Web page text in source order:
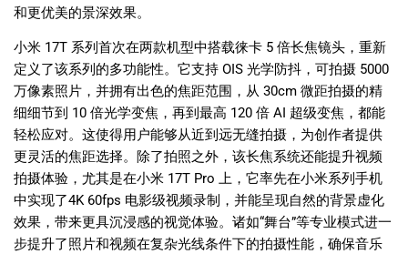
和更优美的景深效果。
小米 17T 系列首次在两款机型中搭载徕卡 5 倍长焦镜头，重新
定义了该系列的多功能性。它支持 OIS​​ 光学防抖，可拍摄 5000
万像素照片，并拥有出色的焦距范围，从 30cm 微距拍摄的精
细细节到 10 倍光学变焦，再到最高 120 倍 AI 超级变焦，都能
轻松应对。这使得用户能够从近到远无缝拍摄，为创作者提供
更灵活的焦距选择。除了拍照之外，该长焦系统还能提升视频
拍摄体验，尤其是在小米 17T Pro 上，它率先在小米系列手机
中实现了4K 60fps 电影级视频录制，并能呈现自然的背景虚化
效果，带来更具沉浸感的视觉体验。诸如“舞台”等专业模式进一
步提升了照片和视频在复杂光线条件下的拍摄性能，确保音乐